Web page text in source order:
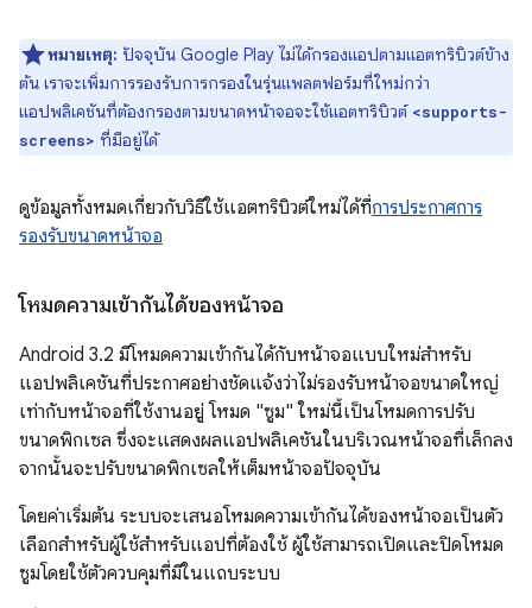
หมายเหตุ: ปัจจุบัน Google Play ไม่ได้กรองแอปตามแอตทริบิวต์ข้าง
ต้น เราจะเพิ่มการรองรับการกรองในรุ่นแพลตฟอร์มที่ใหม่กว่า
แอปพลิเคชันที่ต้องกรองตามขนาดหน้าจอจะใช้แอตทริบิวต์ <supports-
screens> ที่มีอยู่ได้
ดูข้อมูลทั้งหมดเกี่ยวกับวิธีใช้แอตทริบิวต์ใหม่ได้ที่การประกาศการ
รองรับขนาดหน้าจอ
โหมดความเข้ากันได้ของหน้าจอ
Android 3.2 มีโหมดความเข้ากันได้กับหน้าจอแบบใหม่สำหรับ
แอปพลิเคชันที่ประกาศอย่างชัดแจ้งว่าไม่รองรับหน้าจอขนาดใหญ่
เท่ากับหน้าจอที่ใช้งานอยู่ โหมด "ซูม" ใหม่นี้เป็นโหมดการปรับ
ขนาดพิกเซล ซึ่งจะแสดงผลแอปพลิเคชันในบริเวณหน้าจอที่เล็กลง
จากนั้นจะปรับขนาดพิกเซลให้เต็มหน้าจอปัจจุบัน
โดยค่าเริ่มต้น ระบบจะเสนอโหมดความเข้ากันได้ของหน้าจอเป็นตัว
เลือกสำหรับผู้ใช้สำหรับแอปที่ต้องใช้ ผู้ใช้สามารถเปิดและปิดโหมด
ซูมโดยใช้ตัวควบคุมที่มีในแถบระบบ